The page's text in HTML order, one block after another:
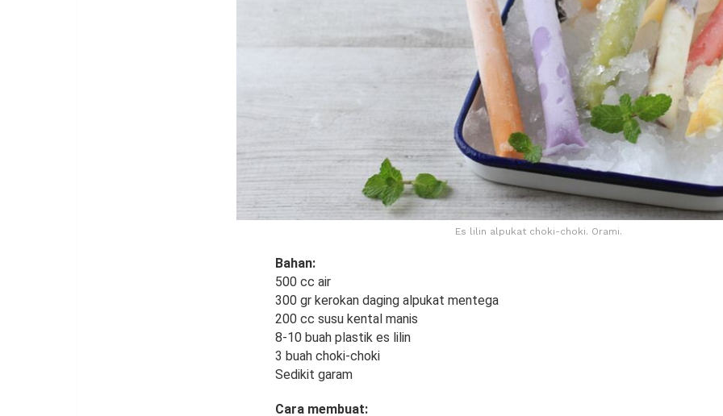
Es lilin alpukat choki-choki. Orami.
Bahan:
500 cc air
300 gr kerokan daging alpukat mentega
200 cc susu kental manis
8-10 buah plastik es lilin
3 buah choki-choki
Sedikit garam
Cara membuat: